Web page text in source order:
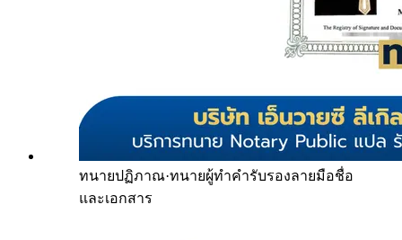
ทนายปฏิภาณ·ทนายผู้ทำคำรับรองลายมือชื่อ
และเอกสาร